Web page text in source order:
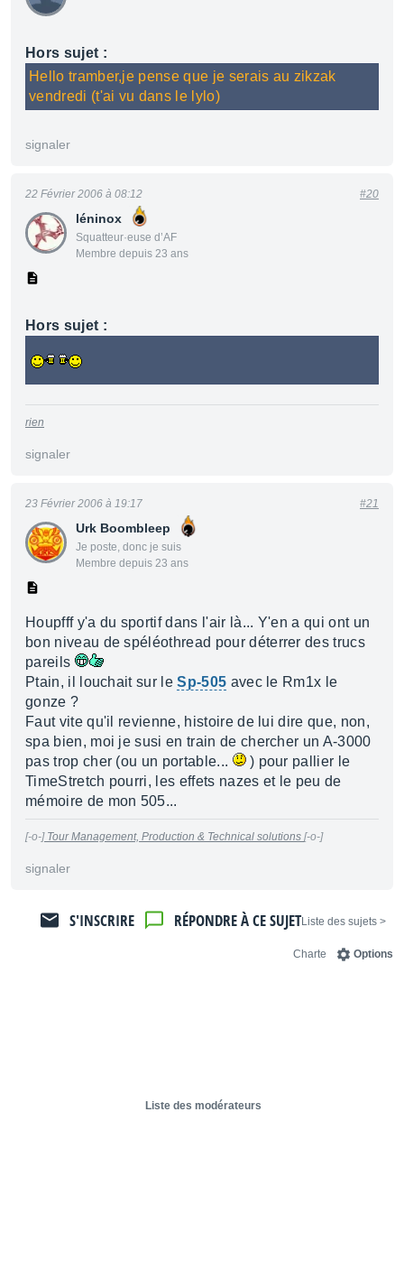
Hors sujet :
Hello tramber,je pense que je serais au zikzak
vendredi (t'ai vu dans le lylo)
signaler
léninox
Squatteur·euse d’AF
Membre depuis 23 ans
22 Février 2006 à 08:12 #20
Hors sujet :
rien
signaler
Urk Boombleep
Je poste, donc je suis
Membre depuis 23 ans
23 Février 2006 à 19:17 #21
Houpfff y'a du sportif dans l'air là... Y'en a qui ont un
bon niveau de spéléothread pour déterrer des trucs
pareils
Ptain, il louchait sur leSp-505 avec le Rm1x le
gonze ?
Faut vite qu'il revienne, histoire de lui dire que, non,
spa bien, moi je susi en train de chercher un A-3000
pas trop cher (ou un portable...
) pour pallier le
TimeStretch pourri, les effets nazes et le peu de
mémoire de mon 505...
[-o-]Tour Management, Production & Technical solutions [-o-]
signaler
< Liste des sujets
RÉPONDRE À CE SUJET
S'INSCRIRE
Options
Charte
Liste des modérateurs